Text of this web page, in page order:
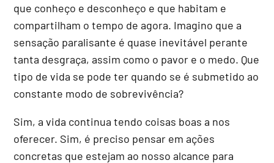
que conheço e desconheço e que habitam e
compartilham o tempo de agora. Imagino que a
sensação paralisante é quase inevitável perante
tanta desgraça, assim como o pavor e o medo. Que
tipo de vida se pode ter quando se é submetido ao
constante modo de sobrevivência?
Sim, a vida continua tendo coisas boas a nos
oferecer. Sim, é preciso pensar em ações
concretas que estejam ao nosso alcance para